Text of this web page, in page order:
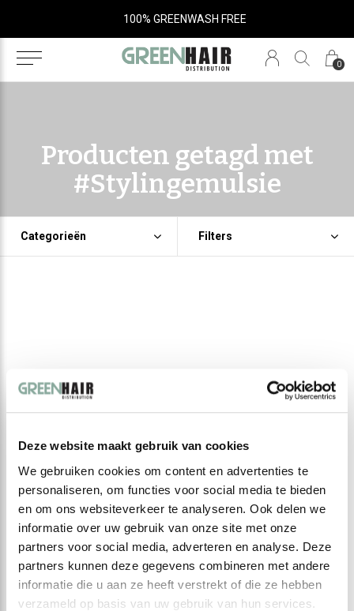
Deze website maakt gebruik van cookies
We gebruiken cookies om content en advertenties te
personaliseren, om functies voor social media te bieden
en om ons websiteverkeer te analyseren. Ook delen we
informatie over uw gebruik van onze site met onze
partners voor social media, adverteren en analyse. Deze
partners kunnen deze gegevens combineren met andere
informatie die u aan ze heeft verstrekt of die ze hebben
verzameld op basis van uw gebruik van hun services.
0
100% GREENWASH FREE
Producten getagd met
#Stylingemulsie
Categorieën Filters
CHROMALYA
Crème Styling
€ --,--
Excl. btw